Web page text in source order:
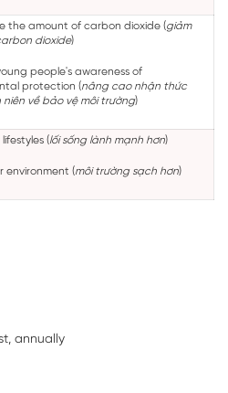
the amount of carbon dioxide (giảm
dioxide)
people's awareness of
protection (nâng cao nhận thức
về bảo vệ môi trường)
(lối sống lành mạnh hơn)
environment (môi trường sạch hơn)
annually